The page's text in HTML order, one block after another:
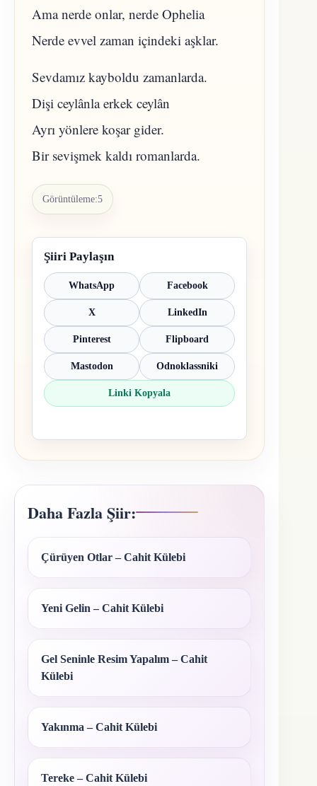
Ama nerde onlar, nerde Ophelia
Nerde evvel zaman içindeki aşklar.
Sevdamız kayboldu zamanlarda.
Dişi ceylânla erkek ceylân
Ayrı yönlere koşar gider.
Bir sevişmek kaldı romanlarda.
Görüntüleme:5
Şiiri Paylaşın
WhatsApp Facebook
X LinkedIn
Pinterest Flipboard
Mastodon Odnoklassniki
Linki Kopyala
Daha Fazla Şiir:
Çürüyen Otlar – Cahit Külebi
Yeni Gelin – Cahit Külebi
Gel Seninle Resim Yapalım – Cahit
Külebi
Yakınma – Cahit Külebi
Tereke – Cahit Külebi